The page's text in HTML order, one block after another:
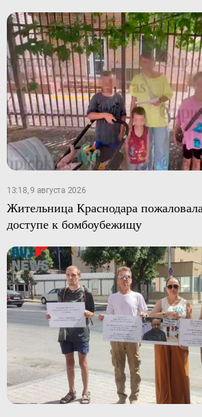
13:18, 9 августа 2026
Жительница Краснодара
доступе к бомбоубежищу